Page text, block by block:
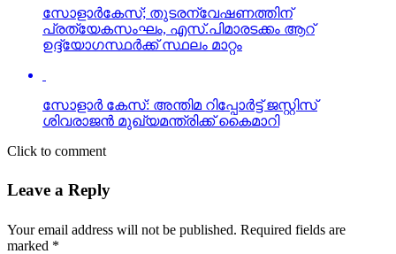
സോളാര്‍ കേസ്: അന്തിമ റിപ്പോര്‍ട്ട് ജസ്റ്റിസ്
Leave a Reply
marked *